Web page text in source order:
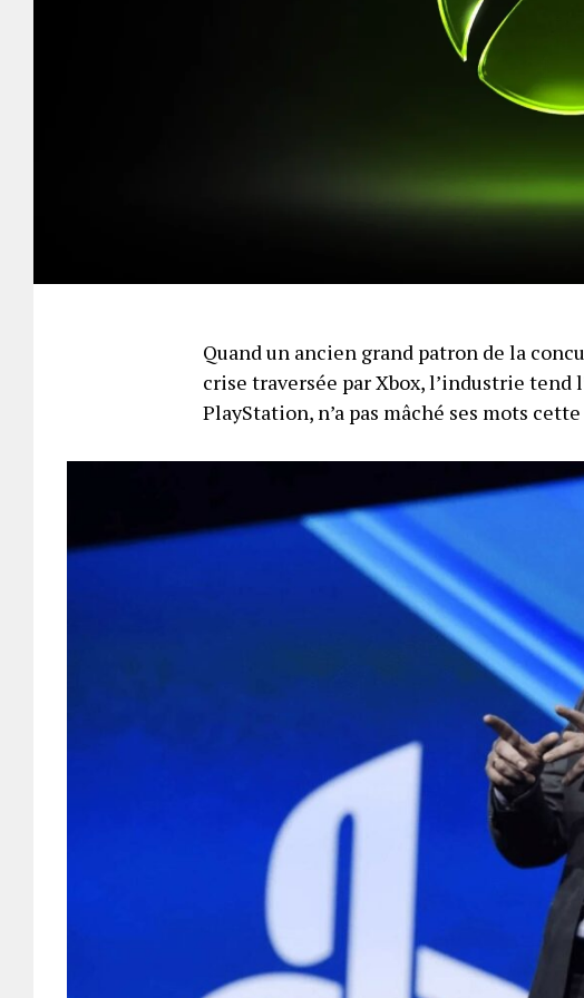
Quand un ancien grand patron de la
crise traversée par Xbox, l’industrie tend
PlayStation, n’a pas mâché ses mots